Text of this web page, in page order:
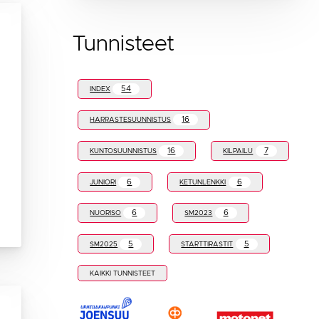
Tunnisteet
INDEX 54
HARRASTESUUNNISTUS 16
KUNTOSUUNNISTUS 16 KILPAILU 7
JUNIORI 6 KETUNLENKKI 6
NUORISO 6 SM2023 6
SM2025 5 STARTTIRASTIT 5
KAIKKI TUNNISTEET